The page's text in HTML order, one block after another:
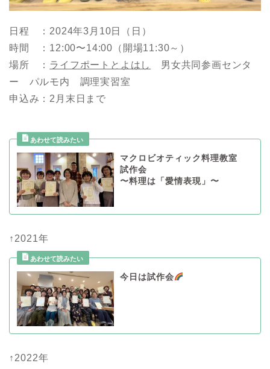
日程 ：2024年3月10日（日）
時間 ：12:00〜14:00（開場11:30～）
場所 ： ライフポートとよはし
男女共同参画センタ
ー パルモ内 調理実習室
申込み：2月末日まで
マクロビオティック料理教室
試作会
〜料理は「愛情表現」〜
↑2021年
今日は試作会
↑2022年